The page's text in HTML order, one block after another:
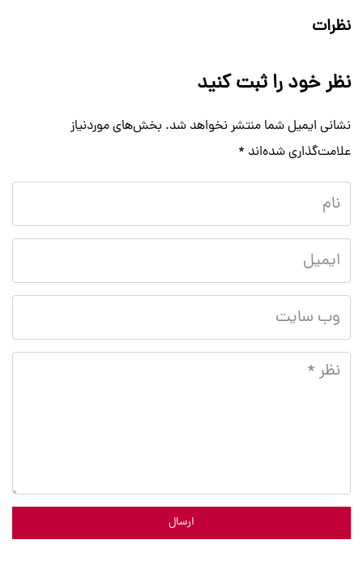
نظرات
نظر خود را ثبت کنید
نشانی ایمیل شما منتشر نخواهد شد. بخش‌های موردنیاز
علامت‌گذاری شده‌اند *
ارسال